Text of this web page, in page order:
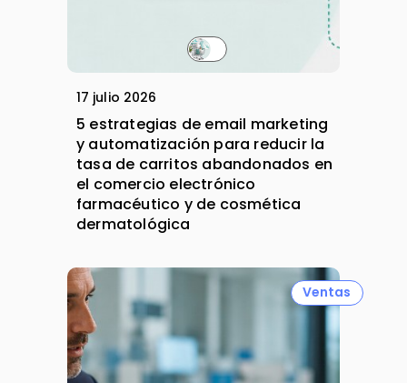
17 julio 2026
5 estrategias de email marketing
y automatización para reducir la
tasa de carritos abandonados en
el comercio electrónico
farmacéutico y de cosmética
dermatológica
Ventas